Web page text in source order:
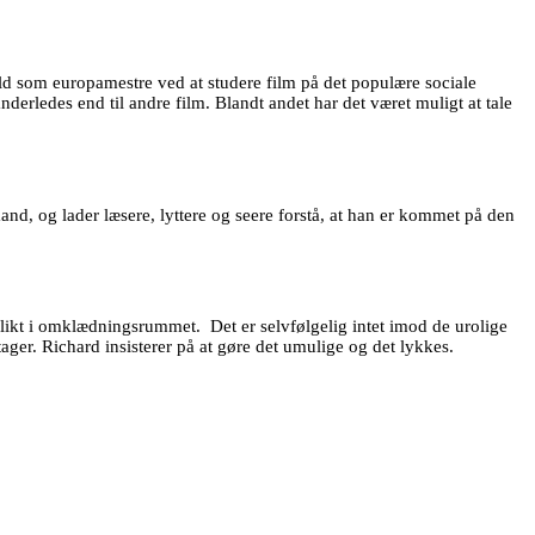
europamestre ved at studere film på det populære sociale
end til andre film. Blandt andet har det været muligt at tale
og lader læsere, lyttere og seere forstå, at han er kommet på den
i omklædningsrummet. Det er selvfølgelig intet imod de urolige
Richard insisterer på at gøre det umulige og det lykkes.